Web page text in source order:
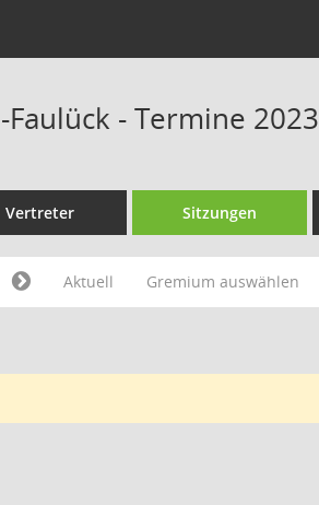
- Termine 2023
Vertreter Sitzungen
Aktuell Gremium auswählen